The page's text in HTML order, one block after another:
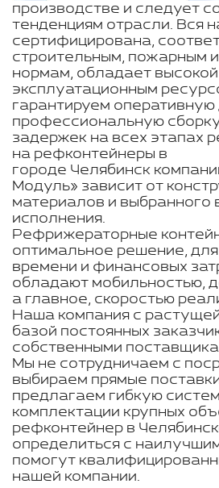
производстве и следует
тенденциям отрасли. Вся
сертифицирована,
строительным, пожарным
нормам, обладает
эксплуатационным
гарантируем оперативную
профессиональную
задержек на всех этапах
на рефконтейнеры в
городе Челябинск
Модуль» зависит от
материалов и выбранного
исполнения.
Рефрижераторные
оптимальное решение,
времени и финансовых
обладают мобильностью,
а главное, скоростью
Наша компания с
базой постоянных
собственными
Мы не сотрудничаем с
выбираем прямые
предлагаем гибкую
комплектации крупных
рефконтейнер в
определиться с
помогут
нашей компании.